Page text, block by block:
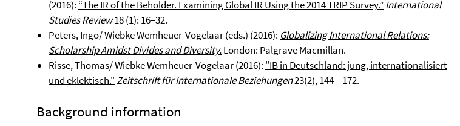
(2016): “The IR of the Beholder. Examining Global IR Using the 2014 TRIP Survey.”International
Studies Review18 (1): 16–32.
Peters, Ingo/ Wiebke Wemheuer-Vogelaar (eds.) (2016): Globalizing International Relations:
Scholarship Amidst Divides and Diversity.London: Palgrave Macmillan.
Risse, Thomas/ Wiebke Wemheuer-Vogelaar (2016): "IB in Deutschland: jung, internationalisiert
und eklektisch."Zeitschrift für Internationale Beziehungen23(2), 144 – 172.
Background information